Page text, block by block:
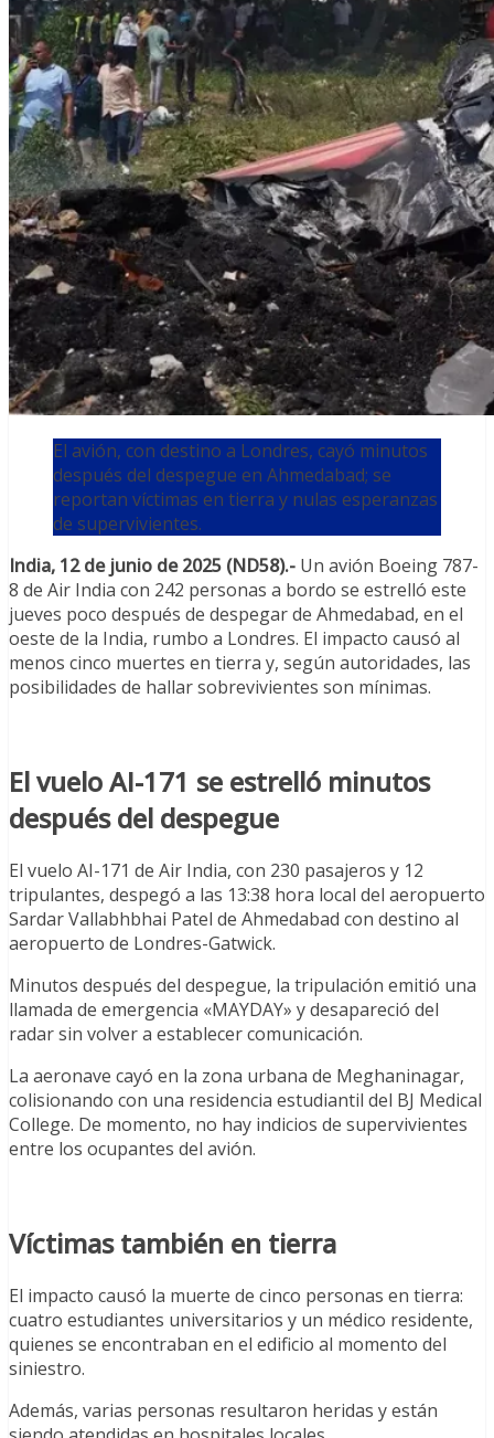
El avión, con destino a Londres, cayó minutos
después del despegue en Ahmedabad; se
reportan víctimas en tierra y nulas esperanzas
de supervivientes.
India, 12 de junio de 2025 (ND58).- Un avión Boeing 787-
8 de Air India con 242 personas a bordo se estrelló este
jueves poco después de despegar de Ahmedabad, en el
oeste de la India, rumbo a Londres. El impacto causó al
menos cinco muertes en tierra y, según autoridades, las
posibilidades de hallar sobrevivientes son mínimas.
El vuelo AI-171 se estrelló minutos
después del despegue
El vuelo AI-171 de Air India, con 230 pasajeros y 12
tripulantes, despegó a las 13:38 hora local del aeropuerto
Sardar Vallabhbhai Patel de Ahmedabad con destino al
aeropuerto de Londres-Gatwick.
Minutos después del despegue, la tripulación emitió una
llamada de emergencia «MAYDAY» y desapareció del
radar sin volver a establecer comunicación.
La aeronave cayó en la zona urbana de Meghaninagar,
colisionando con una residencia estudiantil del BJ Medical
College. De momento, no hay indicios de supervivientes
entre los ocupantes del avión.
Víctimas también en tierra
El impacto causó la muerte de cinco personas en tierra:
cuatro estudiantes universitarios y un médico residente,
quienes se encontraban en el edificio al momento del
siniestro.
Además, varias personas resultaron heridas y están